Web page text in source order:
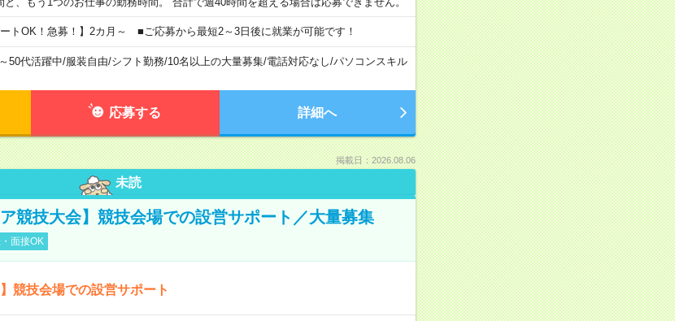
ートOK！急募！】2カ月～ ■ご応募から最短2～3日後に就業が可能です！
50代活躍中/服装自由/シフト勤務/10名以上の大量募集/電話対応なし/パソコンスキル
応募する 詳細へ
掲載日：2026.08.06
未読
競技大会】競技会場での設営サポート／大量募集
面接OK
競技会場での設営サポート